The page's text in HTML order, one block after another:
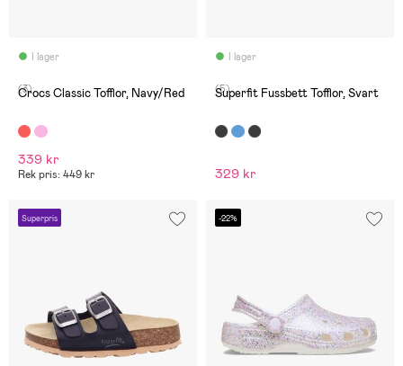
I lager
(3)
Crocs Classic Tofflor, Navy/Red
339 kr
Rek pris: 449 kr
I lager
(5)
Superfit Fussbett Tofflor, Svart
329 kr
Superpris -22%